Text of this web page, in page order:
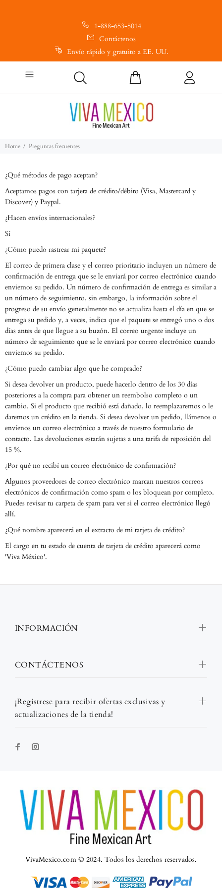
1-888-653-5014
Contáctenos
Envío rápido y gratuito a EE. UU.
Home Preguntas frecuentes
¿Qué métodos de pago aceptan?
Aceptamos pagos con tarjeta de crédito/débito (Visa, Mastercard y
Discover) y Paypal.
¿Hacen envíos internacionales?
Sí
¿Cómo puedo rastrear mi paquete?
El correo de primera clase y el correo prioritario incluyen un número de
confirmación de entrega que se le enviará por correo electrónico cuando
enviemos su pedido. Un número de confirmación de entrega es similar a
un número de seguimiento, sin embargo, la información sobre el
progreso de su envío generalmente no se actualiza hasta el día en que se
entrega su pedido y, a veces, indica que el paquete se entregó uno o dos
días antes de que llegue a su buzón. El correo urgente incluye un
número de seguimiento que se le enviará por correo electrónico cuando
enviemos su pedido.
¿Cómo puedo cambiar algo que he comprado?
Si desea devolver un producto, puede hacerlo dentro de los 30 días
posteriores a la compra para obtener un reembolso completo o un
cambio. Si el producto que recibió está dañado, lo reemplazaremos o le
daremos un crédito en la tienda. Si desea devolver un pedido, llámenos o
envíenos un correo electrónico a través de nuestro formulario de
contacto. Las devoluciones estarán sujetas a una tarifa de reposición del
15 %.
¿Por qué no recibí un correo electrónico de confirmación?
Algunos proveedores de correo electrónico marcan nuestros correos
electrónicos de confirmación como spam o los bloquean por completo.
Puedes revisar tu carpeta de spam para ver si el correo electrónico llegó
allí.
¿Qué nombre aparecerá en el extracto de mi tarjeta de crédito?
El cargo en tu estado de cuenta de tarjeta de crédito aparecerá como
'Viva México'.
¡Regístrese para recibir ofertas exclusivas y
actualizaciones de la tienda!
INFORMACIÓN
CONTÁCTENOS
VivaMexico.com © 2024. Todos los derechos reservados.